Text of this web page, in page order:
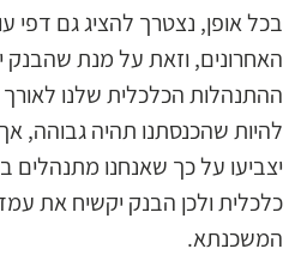
בכל אופן, נצטרך להציג גם דפי
האחרונים, וזאת על מנת שהבנק
ההתנהלות הכלכלית שלנו לאורך
להיות שהכנסתנו תהיה גבוהה, אך
יצביעו על כך שאנחנו מתנהלים
כלכלית ולכן הבנק יקשיח את
המשכנתא.